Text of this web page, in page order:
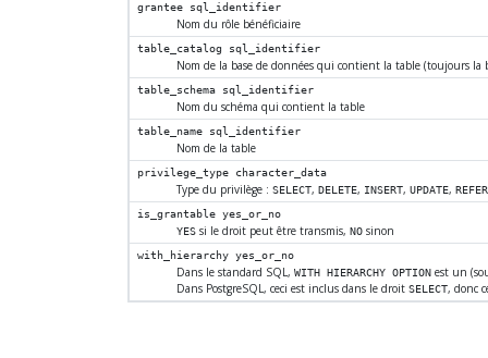
grantee sql_identifier
Nom du rôle bénéficiaire
table_catalog sql_identifier
Nom de la base de données qui contient la table (toujours la
table_schema sql_identifier
Nom du schéma qui contient la table
table_name sql_identifier
Nom de la table
privilege_type character_data
Type du privilège : SELECT, DELETE, INSERT, UPDATE,
is_grantable yes_or_no
YESsi le droit peut être transmis, NOsinon
with_hierarchy yes_or_no
Dans le standard SQL, WITH HIERARCHY OPTIONest un
Dans PostgreSQL, ceci est inclus dans le droit SELECT, donc